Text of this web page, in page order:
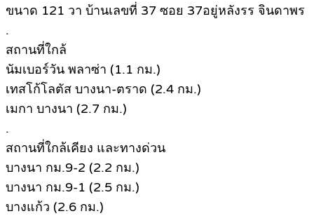
ขนาด 121 วา บ้านเลขที่ 37 ซอย 37อยู่หลังรร จินดาพร
.
สถานที่ใกล้
นัมเบอร์วัน พลาซ่า (1.1 กม.)
เทสโก้โลตัส บางนา-ตราด (2.4 กม.)
เมกา บางนา (2.7 กม.)
.
สถานที่ใกล้เคียง และทางด่วน
บางนา กม.9-2 (2.2 กม.)
บางนา กม.9-1 (2.5 กม.)
บางแก้ว (2.6 กม.)